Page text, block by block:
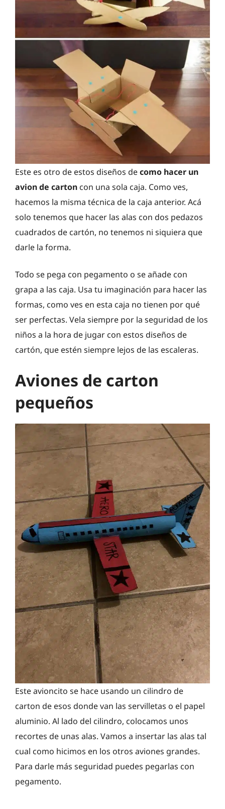
Este es otro de estos diseños decomo hacer un
avion de carton con una sola caja. Como ves,
hacemos la misma técnica de la caja anterior. Acá
solo tenemos que hacer las alas con dos pedazos
cuadrados de cartón, no tenemos ni siquiera que
darle la forma.
Todo se pega con pegamento o se añade con
grapa a las caja. Usa tu imaginación para hacer las
formas, como ves en esta caja no tienen por qué
ser perfectas. Vela siempre por la seguridad de los
niños a la hora de jugar con estos diseños de
cartón, que estén siempre lejos de las escaleras.
Aviones de carton
pequeños
Este avioncito se hace usando un cilindro de
carton de esos donde van las servilletas o el papel
aluminio. Al lado del cilindro, colocamos unos
recortes de unas alas. Vamos a insertar las alas tal
cual como hicimos en los otros aviones grandes.
Para darle más seguridad puedes pegarlas con
pegamento.